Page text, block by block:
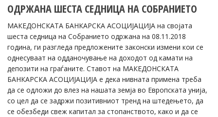
ОДРЖАНА ШЕСТА СЕДНИЦА НА СОБРАНИЕТО
МАКЕДОНСКАТА БАНКАРСКА АСОЦИЈАЦИЈА на својата
шеста седница на Собранието одржана на 08.11.2018
година, ги разгледа предложените законски измени кои се
однесуваат на одданочување на доходот од камати на
депозити на граѓаните. Ставот на МАКЕДОНСКАТА
БАНКАРСКА АСОЦИЈАЦИЈА е дека нивната примена треба
да се одложи до влез на нашата земја во Европската унија,
со цел да се задржи позитивниот тренд на штедењето, да
се обезбеди свеж капитал за стопанството, како и да се